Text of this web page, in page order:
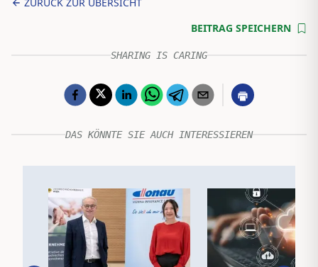
BEITRAG SPEICHERN
SHARING IS CARING
DAS KÖNNTE SIE AUCH INTERESSIEREN